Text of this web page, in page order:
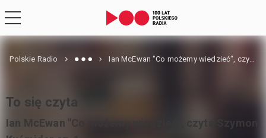
Polskie Radio Ian McEwan "Co możemy wiedzieć", czyta Szymon Kuśmider cz. 1
To się czyta
Ian McEwan "Co możemy wiedzieć", czyta Szymon